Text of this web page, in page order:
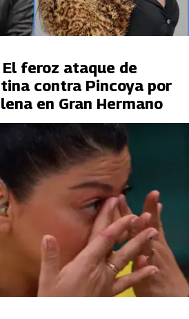
El feroz ataque de
contra Pincoya por
en Gran Hermano